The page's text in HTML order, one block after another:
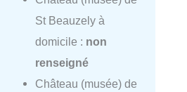
St Beauzely à
domicile : non
renseigné
Château (musée) de